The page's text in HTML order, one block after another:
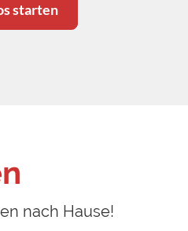
starten
nach Hause!